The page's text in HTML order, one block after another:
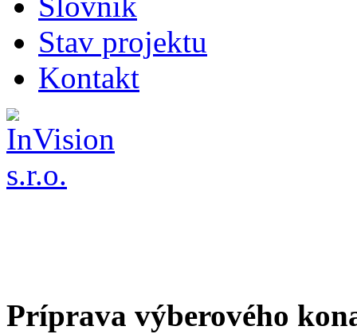
Stav projektu
Kontakt
Príprava výberového